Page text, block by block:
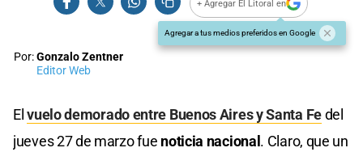
+ Agregar El Litoral en
Agregar a tus medios preferidos en Google
Por:Gonzalo Zentner
Editor Web
Elvuelo demorado entre Buenos Aires y Santa Fedel
jueves 27 de marzo fue noticia nacional . Claro, que un